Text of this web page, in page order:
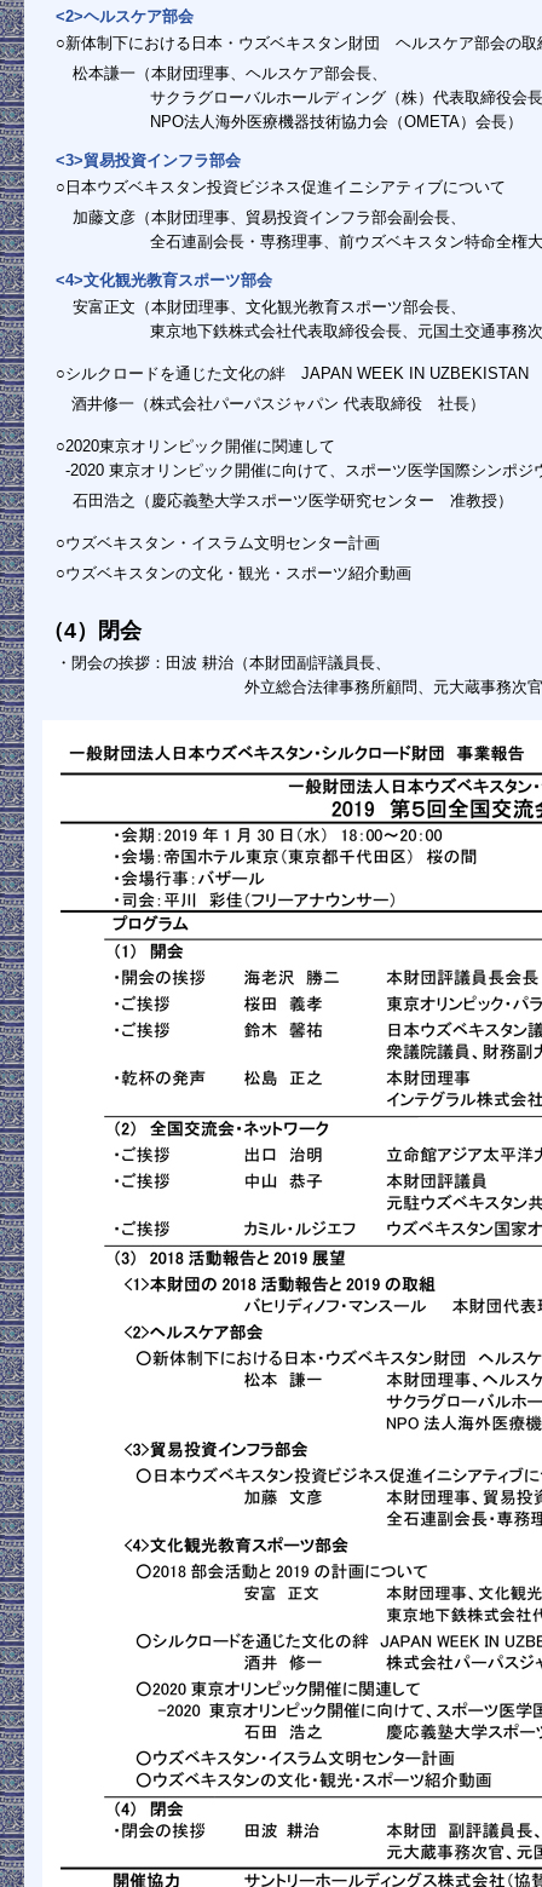
<2>ヘルスケア部会
○新体制下における日本・ウズベキスタン財団 ヘルスケア部会の取
松本謙一（本財団理事、ヘルスケア部会長、
サクラグローバルホールディング（株）代表取締役会
NPO法人海外医療機器技術協力会（OMETA）会長）
<3>貿易投資インフラ部会
○日本ウズベキスタン投資ビジネス促進イニシアティブについて
加藤文彦（本財団理事、貿易投資インフラ部会副会長、
全石連副会長・専務理事、前ウズベキスタン特命全権
<4>文化観光教育スポーツ部会
安富正文（本財団理事、文化観光教育スポーツ部会長、
東京地下鉄株式会社代表取締役会長、元国土交通事務
○シルクロードを通じた文化の絆 JAPAN WEEK IN UZBEKISTAN
酒井修一（株式会社パーパスジャパン 代表取締役 社長）
○2020東京オリンピック開催に関連して
-2020 東京オリンピック開催に向けて、スポーツ医学国際シンポジ
石田浩之（慶応義塾大学スポーツ医学研究センター 准教授）
○ウズベキスタン・イスラム文明センター計画
○ウズベキスタンの文化・観光・スポーツ紹介動画
（4）閉会
・閉会の挨拶：田波 耕治（本財団副評議員長、
外立総合法律事務所顧問、元大蔵事務次